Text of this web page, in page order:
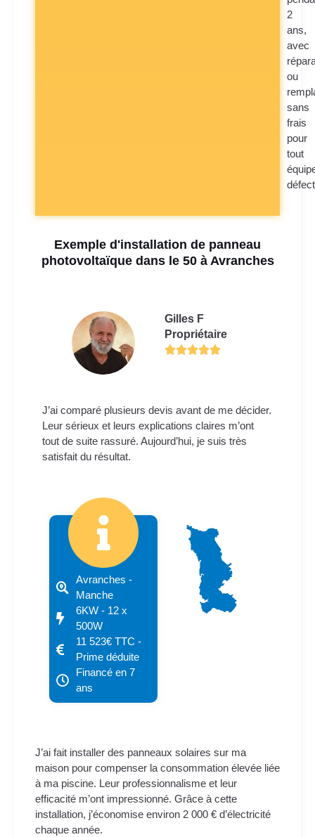
2
ans,
avec
ou
sans
frais
pour
tout
Exemple d'installation de panneau
photovoltaïque dans le 50 à Avranches
Gilles F
Propriétaire
J’ai comparé plusieurs devis avant de me décider.
Leur sérieux et leurs explications claires m’ont
tout de suite rassuré. Aujourd’hui, je suis très
satisfait du résultat.
Avranches -
Manche
6KW - 12 x
500W
11 523€ TTC -
Prime déduite
Financé en 7
ans
J’ai fait installer des panneaux solaires sur ma
maison pour compenser la consommation élevée liée
à ma piscine. Leur professionnalisme et leur
efficacité m’ont impressionné. Grâce à cette
installation, j’économise environ 2 000 € d’électricité
chaque année.